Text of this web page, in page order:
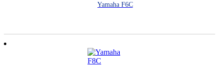
Yamaha F6C